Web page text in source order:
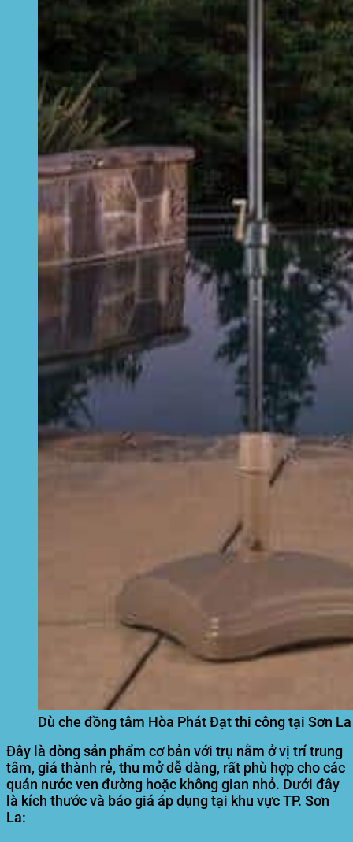
Dù che đồng tâm Hòa Phát Đạt thi công tại Sơn La
Đây là dòng sản phẩm cơ bản với trụ nằm ở vị trí trung
tâm, giá thành rẻ, thu mở dễ dàng, rất phù hợp cho các
quán nước ven đường hoặc không gian nhỏ. Dưới đây
là kích thước và báo giá áp dụng tại khu vực TP. Sơn
La: